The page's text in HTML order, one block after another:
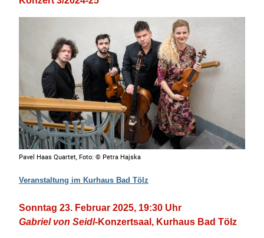
Pavel Haas Quartet, Foto: © Petra Hajska
Veranstaltung im Kurhaus Bad Tölz
Sonntag 23. Februar 2025, 19:30 Uhr
Gabriel von Seidl-Konzertsaal, Kurhaus Bad Tölz